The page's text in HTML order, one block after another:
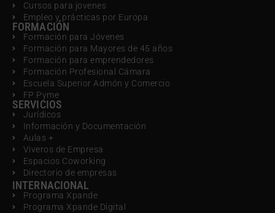
Cursos para jovenes
Empleo y prácticas por Europa
FORMACIÓN
Formación para Jóvenes
Formación para Mayores de 45 años
Formación para emprendedores
Formación Profesional Cámara
Escuela Superior Admón y Comercio
FP Pyme
SERVICIOS
Jurídicos
Información y Documentación
Aulas +
Viveros de Empresa
Espacios Coworking
Directorio de empresas
INTERNACIONAL
Programa Xpande
Programa Xpande Digital